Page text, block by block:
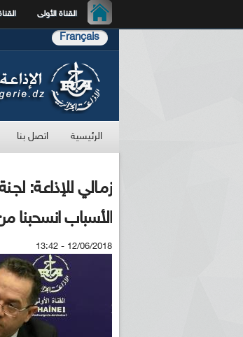
القناة الأولى
Français
الرئيسية اتصل بنا
زمـالي للإذاعـة:
الأسباب انسحبنا
12/06/2018 - 13:42